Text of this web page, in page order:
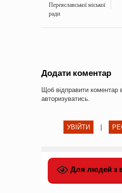
Переяславської міської
ради
Додати коментар
Щоб відправити коментар
авторизуватись.
УВІЙТИ
Для людей з